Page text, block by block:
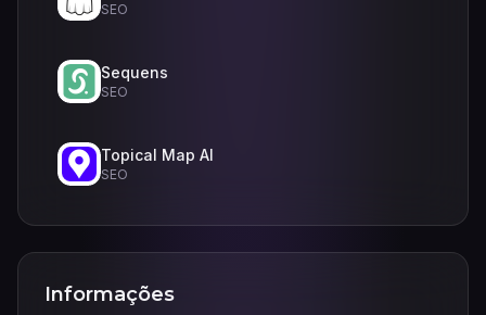
SEO
Sequens
SEO
Topical Map AI
SEO
Informações